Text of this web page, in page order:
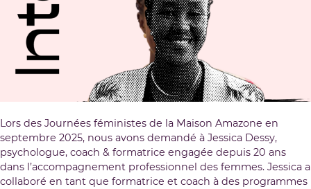
Lors des Journées féministes de la Maison Amazone en
septembre 2025, nous avons demandé à Jessica Dessy,
psychologue, coach & formatrice engagée depuis 20 ans
dans l’accompagnement professionnel des femmes. Jessica a
collaboré en tant que formatrice et coach à des programmes